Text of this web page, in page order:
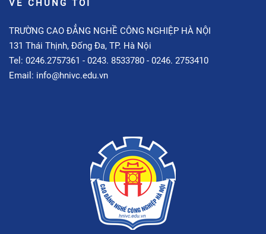
VỀ CHÚNG TÔI
TRƯỜNG CAO ĐẲNG NGHỀ CÔNG NGHIỆP HÀ NỘI
131 Thái Thịnh, Đống Đa, TP. Hà Nội
Tel: 0246.2757361 - 0243. 8533780 - 0246. 2753410
Email: info@hnivc.edu.vn